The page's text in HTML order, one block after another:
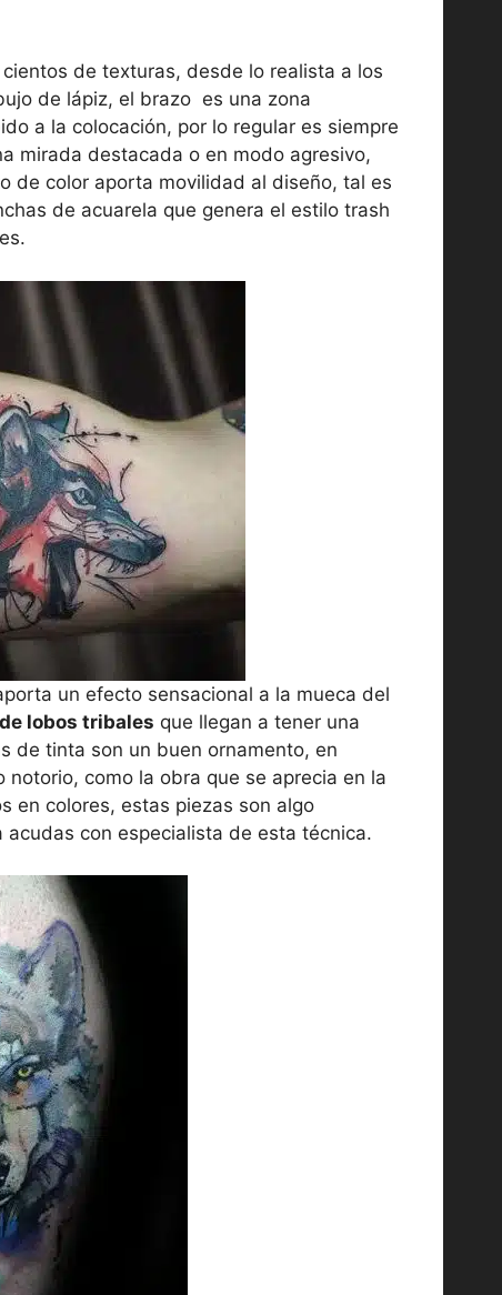
de texturas, desde lo realista a los
de lápiz, el brazo es una zona
a la colocación, por lo regular es siempre
mirada destacada o en modo agresivo,
de color aporta movilidad al diseño, tal es
de acuarela que genera el estilo trash
un efecto sensacional a la mueca del
lobos tribales que llegan a tener una
de tinta son un buen ornamento, en
como la obra que se aprecia en la
en colores, estas piezas son algo
con especialista de esta técnica.